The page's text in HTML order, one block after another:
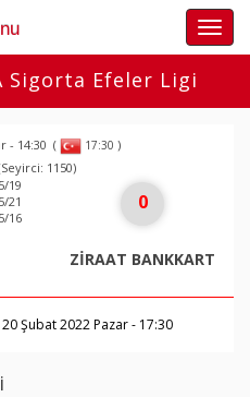
Sigorta Efeler Ligi
- 14:30 ( 17:30 )
1150)
19
21
16
0
ZİRAAT BANKKART
20 Şubat 2022 Pazar - 17:30